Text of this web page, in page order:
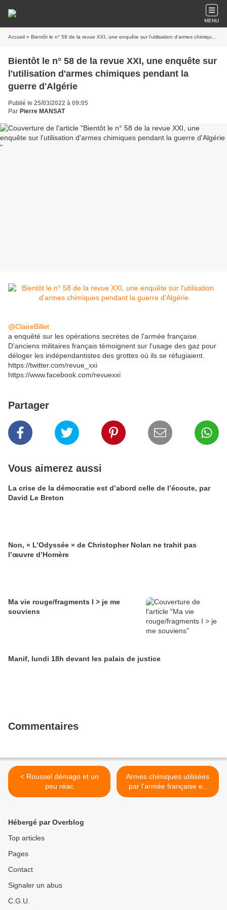
MENU
Accueil » Bientôt le n° 58 de la revue XXI, une enquête sur l'utilisation d'armes chimiques pendant la guerre d'Algérie
Bientôt le n° 58 de la revue XXI, une enquête sur
l'utilisation d'armes chimiques pendant la
guerre d'Algérie
Publié le 25/03/2022 à 09:05
Par Pierre MANSAT
@ClaireBillet
a enquêté sur les opérations secrètes de l'armée française.
D’anciens militaires français témoignent sur l'usage des gaz pour
déloger les indépendantistes des grottes où ils se réfugiaient.
https://twitter.com/revue_xxi
https://www.facebook.com/revuexxi
Partager
Vous aimerez aussi
La crise de la démocratie est d’abord celle de l’écoute, par
David Le Breton
Non, « L’Odyssée » de Christopher Nolan ne trahit pas
l’œuvre d’Homère
Ma vie rouge/fragments I > je me
souviens
Manif, lundi 18h devant les palais de justice
Commentaires
< Roussel démago et un
peu réac
Armes chimiques utilisées
par l'armée française en
Algérie et ouverture des
Hébergé par Overblog
Top articles
Pages
Contact
Signaler un abus
C.G.U.